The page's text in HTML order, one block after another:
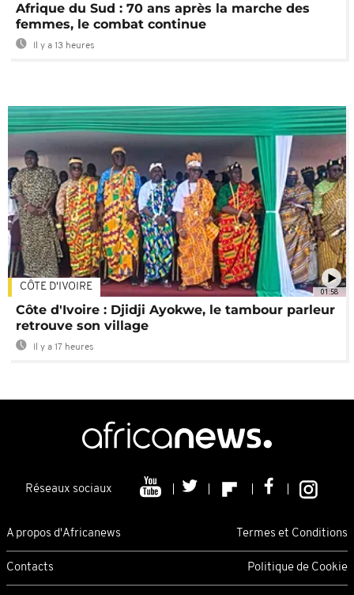
Afrique du Sud : 70 ans après la marche des
femmes, le combat continue
Il y a 13 heures
01:58
CÔTE D'IVOIRE
Côte d'Ivoire : Djidji Ayokwe, le tambour parleur
retrouve son village
Il y a 17 heures
Réseaux sociaux
A propos d'Africanews Termes et Conditions
Contacts Politique de Cookie